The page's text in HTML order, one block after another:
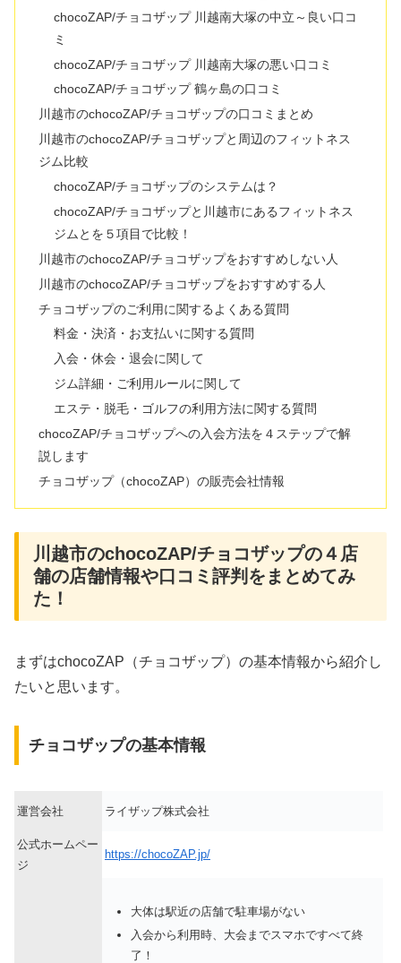
chocoZAP/チョコザップ 川越南大塚の中立～良い口コ
ミ
chocoZAP/チョコザップ 川越南大塚の悪い口コミ
chocoZAP/チョコザップ 鶴ヶ島の口コミ
川越市のchocoZAP/チョコザップの口コミまとめ
川越市のchocoZAP/チョコザップと周辺のフィットネス
ジム比較
chocoZAP/チョコザップのシステムは？
chocoZAP/チョコザップと川越市にあるフィットネス
ジムとを５項目で比較！
川越市のchocoZAP/チョコザップをおすすめしない人
川越市のchocoZAP/チョコザップをおすすめする人
チョコザップのご利用に関するよくある質問
料金・決済・お支払いに関する質問
入会・休会・退会に関して
ジム詳細・ご利用ルールに関して
エステ・脱毛・ゴルフの利用方法に関する質問
chocoZAP/チョコザップへの入会方法を４ステップで解
説します
チョコザップ（chocoZAP）の販売会社情報
川越市のchocoZAP/チョコザップの４店
舗の店舗情報や口コミ評判をまとめてみ
た！
まずはchocoZAP（チョコザップ）の基本情報から紹介し
たいと思います。
チョコザップの基本情報
運営会社 ライザップ株式会社
公式ホームペー
ジ
https://chocoZAP.jp/
大体は駅近の店舗で駐車場がない
入会から利用時、大会までスマホですべて終
了！